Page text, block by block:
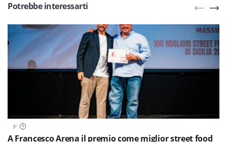
Potrebbe interessarti
3'
A Francesco Arena il premio come miglior street food